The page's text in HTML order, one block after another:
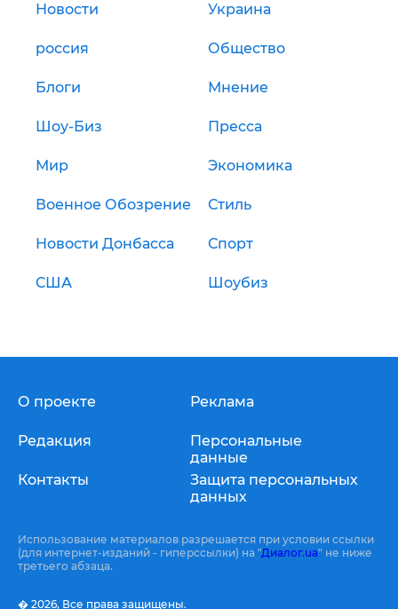
Новости Украина
россия Общество
Блоги Мнение
Шоу-Биз Пресса
Мир Экономика
Военное Обозрение Стиль
Новости Донбасса Спорт
США Шоубиз
О проекте
Редакция
Контакты
Реклама
Персональные
данные
Защита персональных
данных
Использование материалов разрешается при условии ссылки
(для интернет-изданий - гиперссылки) на "Диалог.ua" не ниже
третьего абзаца.
� 2026, Все права защищены.